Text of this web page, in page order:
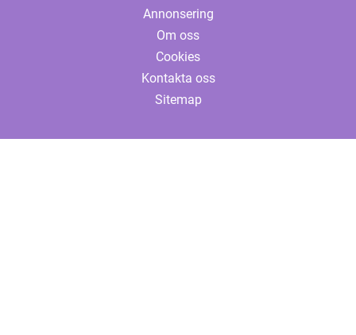
Annonsering
Om oss
Cookies
Kontakta oss
Sitemap